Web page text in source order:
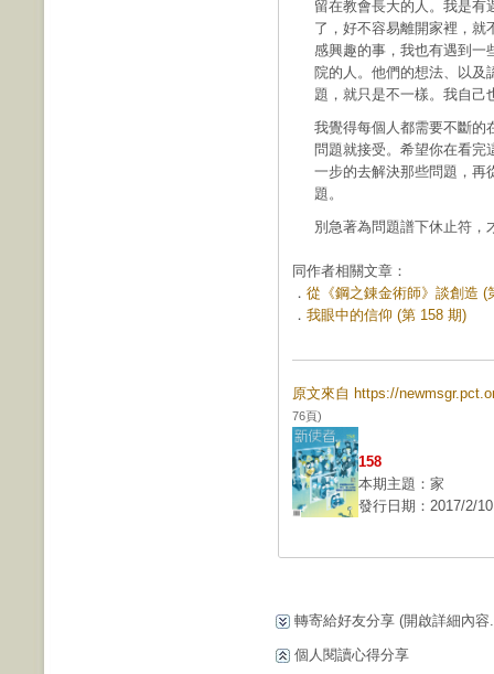
留在教會長大的人。我是有
了，好不容易離開家裡，就
感興趣的事，我也有遇到一
院的人。他們的想法、以及
題，就只是不一樣。我自己
我覺得每個人都需要不斷的
問題就接受。希望你在看完
一步的去解決那些問題，再
題。
別急著為問題譜下休止符，
同作者相關文章：
． 從《鋼之錬金術師》談創造 (
． 我眼中的信仰 (第 158 期)
原文來自 https://
76頁)
158
本期主題：家
發行日期：2017/2/10
轉寄給好友分享 (開啟詳細內容
個人閱讀心得分享